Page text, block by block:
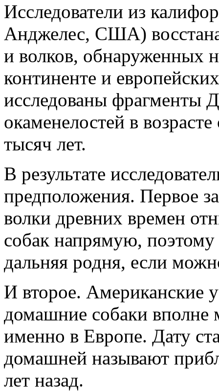
Исследователи из
Анджелес, США)
и волков, обнаруженных
континенте и
исследованы фрагменты
окаменелостей в
тысяч лет.
В результате
предположения. Первое
волки древних времен
собак напрямую,
дальняя родня, если
И второе. Американские
домашние собаки вполне
именно в Европе. Дату
домашней называют
лет назад.